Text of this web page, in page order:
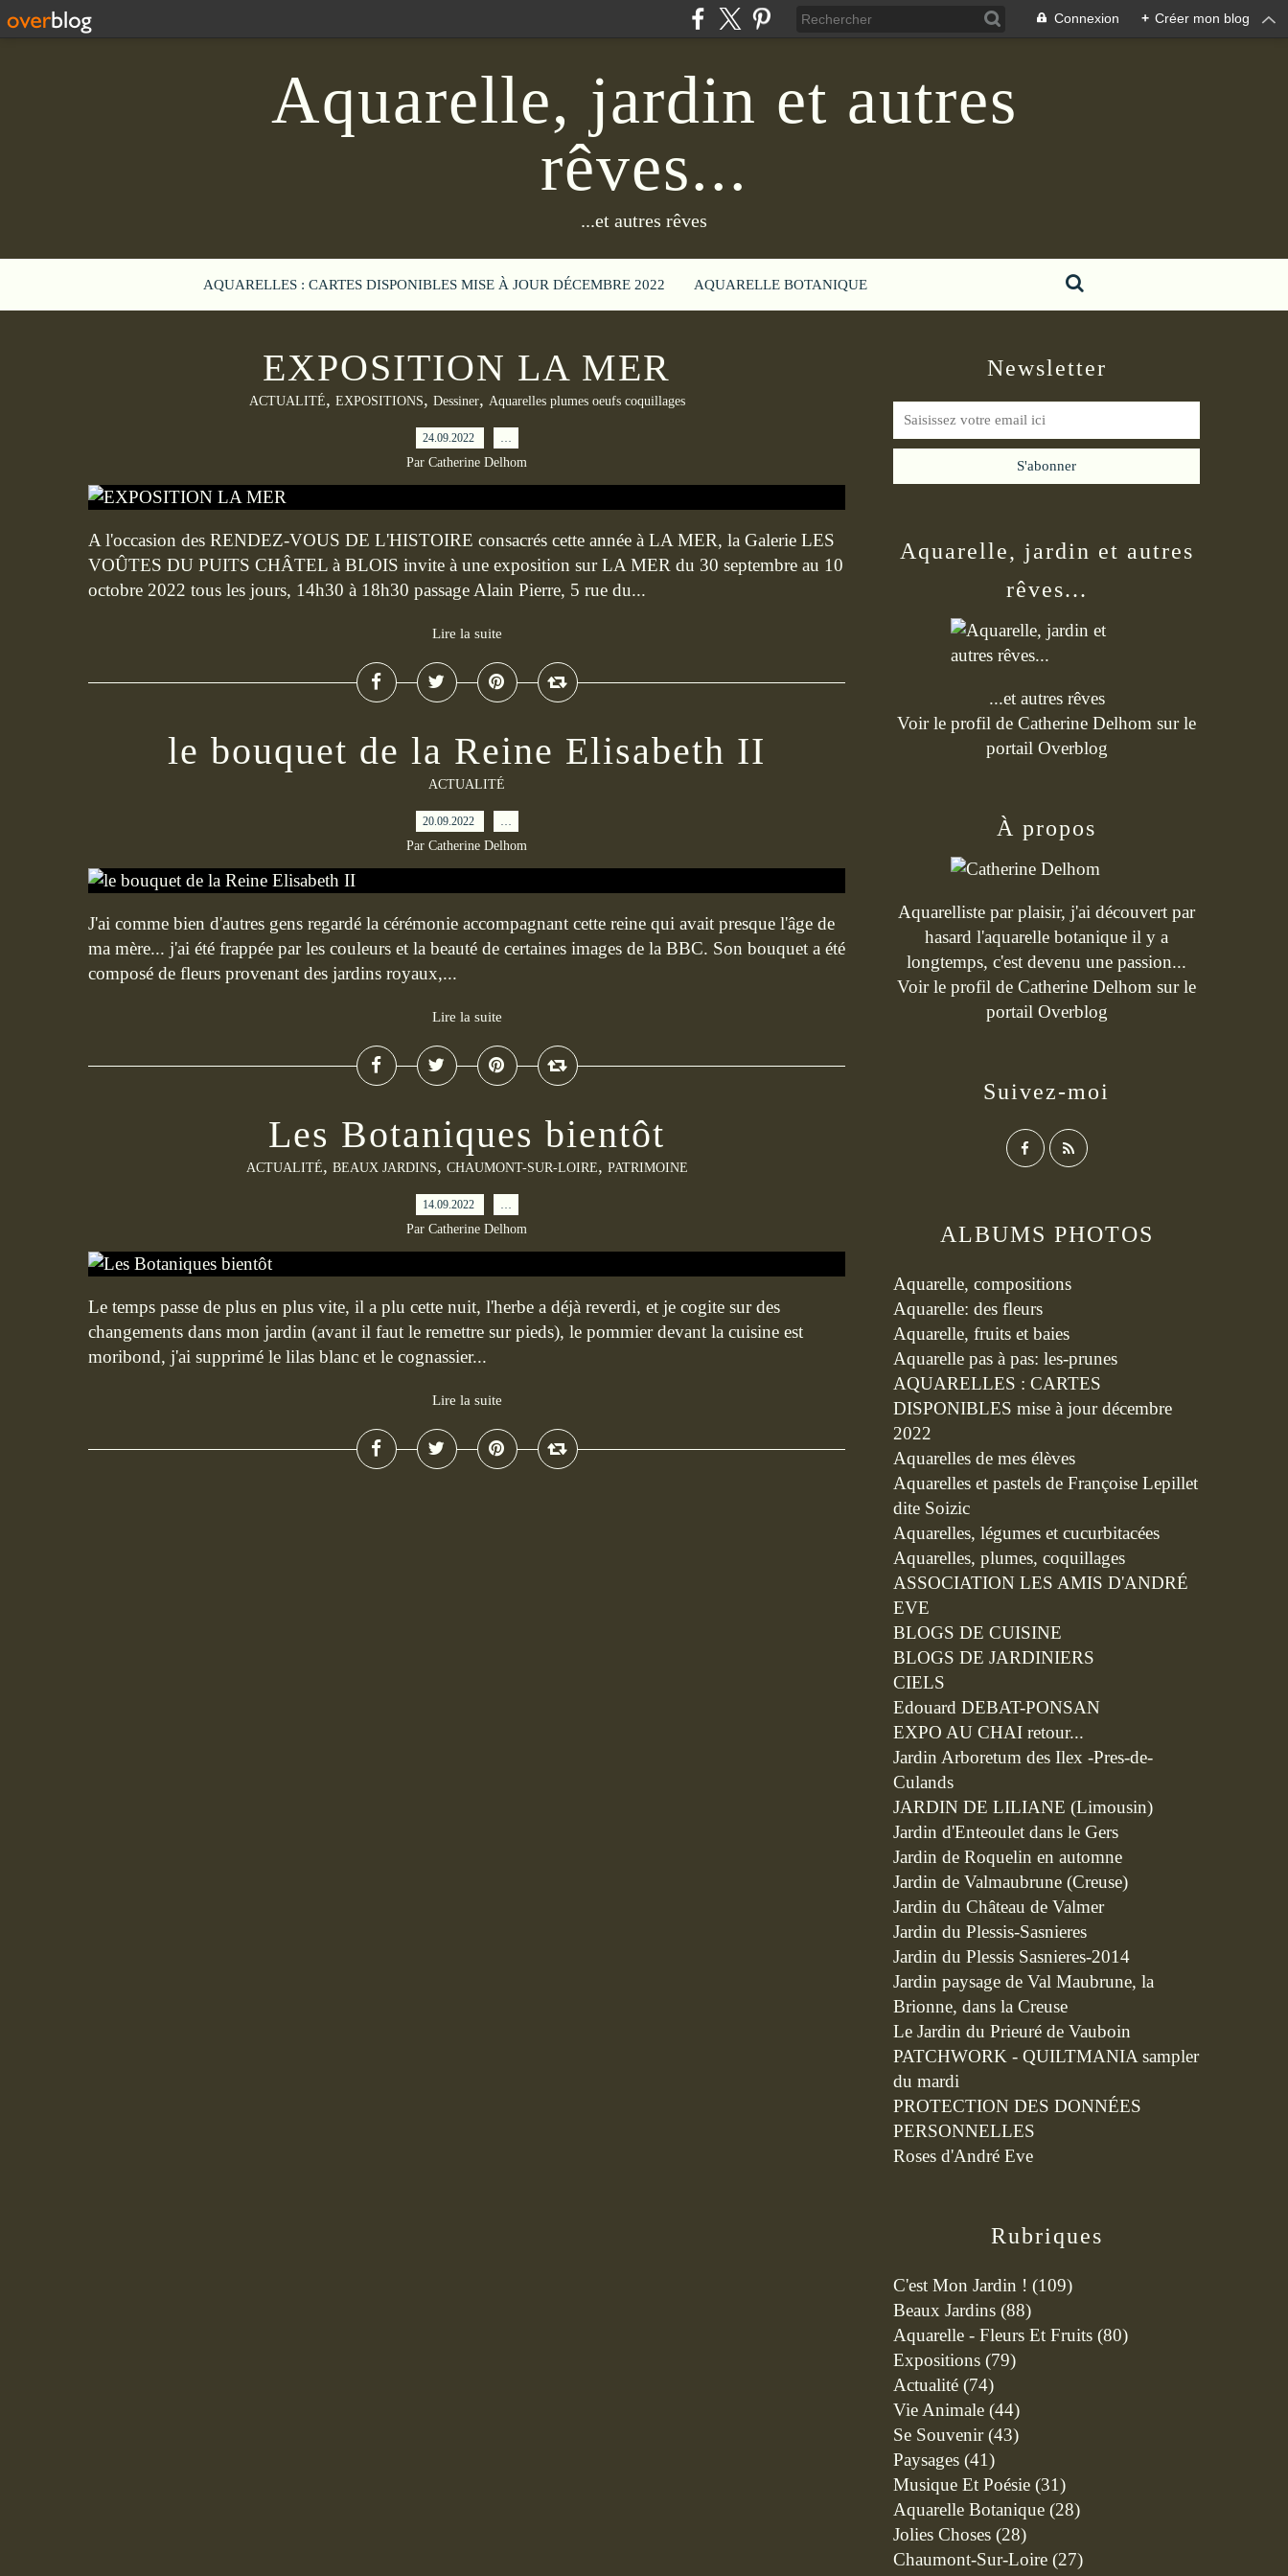
Connexion + Créer mon blog
Aquarelle, jardin et autres
rêves...
...et autres rêves
AQUARELLES : CARTES DISPONIBLES MISE À JOUR DÉCEMBRE 2022 AQUARELLE BOTANIQUE
EXPOSITION LA MER
ACTUALITÉ, EXPOSITIONS, Dessiner, Aquarelles plumes oeufs coquillages
24.09.2022 …
Par Catherine Delhom
A l'occasion des RENDEZ-VOUS DE L'HISTOIRE consacrés cette année à LA MER, la Galerie LES
VOÛTES DU PUITS CHÂTEL à BLOIS invite à une exposition sur LA MER du 30 septembre au 10
octobre 2022 tous les jours, 14h30 à 18h30 passage Alain Pierre, 5 rue du...
Lire la suite
le bouquet de la Reine Elisabeth II
ACTUALITÉ
20.09.2022 …
Par Catherine Delhom
J'ai comme bien d'autres gens regardé la cérémonie accompagnant cette reine qui avait presque l'âge de
ma mère... j'ai été frappée par les couleurs et la beauté de certaines images de la BBC. Son bouquet a été
composé de fleurs provenant des jardins royaux,...
Lire la suite
Les Botaniques bientôt
ACTUALITÉ, BEAUX JARDINS, CHAUMONT-SUR-LOIRE, PATRIMOINE
14.09.2022 …
Par Catherine Delhom
Le temps passe de plus en plus vite, il a plu cette nuit, l'herbe a déjà reverdi, et je cogite sur des
changements dans mon jardin (avant il faut le remettre sur pieds), le pommier devant la cuisine est
moribond, j'ai supprimé le lilas blanc et le cognassier...
Lire la suite
Newsletter
Rubriques
C'est Mon Jardin ! (109)
Beaux Jardins (88)
Aquarelle - Fleurs Et Fruits (80)
Expositions (79)
Actualité (74)
Vie Animale (44)
Se Souvenir(43)
Paysages (41)
Musique Et Poésie (31)
Aquarelle Botanique (28)
Jolies Choses (28)
Chaumont-Sur-Loire (27)
ALBUMS PHOTOS
Aquarelle, compositions
Aquarelle: des fleurs
Aquarelle, fruits et baies
Aquarelle pas à pas: les-prunes
AQUARELLES : CARTES
DISPONIBLES mise à jour décembre
2022
Aquarelles de mes élèves
Aquarelles et pastels de Françoise Lepillet
dite Soizic
Aquarelles, légumes et cucurbitacées
Aquarelles, plumes, coquillages
ASSOCIATION LES AMIS D'ANDRÉ
EVE
BLOGS DE CUISINE
BLOGS DE JARDINIERS
CIELS
Edouard DEBAT-PONSAN
EXPO AU CHAI retour...
Jardin Arboretum des Ilex -Pres-de-
Culands
JARDIN DE LILIANE (Limousin)
Jardin d'Enteoulet dans le Gers
Jardin de Roquelin en automne
Jardin de Valmaubrune (Creuse)
Jardin du Château de Valmer
Jardin du Plessis-Sasnieres
Jardin du Plessis Sasnieres-2014
Jardin paysage de Val Maubrune, la
Brionne, dans la Creuse
Le Jardin du Prieuré de Vauboin
PATCHWORK - QUILTMANIA sampler
du mardi
PROTECTION DES DONNÉES
PERSONNELLES
Roses d'André Eve
Aquarelle, jardin et autres
rêves...
...et autres rêves
Voir le profil de Catherine Delhom sur le
portail Overblog
Suivez-moi
À propos
Aquarelliste par plaisir, j'ai découvert par
hasard l'aquarelle botanique il y a
longtemps, c'est devenu une passion...
Voir le profil de Catherine Delhom sur le
portail Overblog